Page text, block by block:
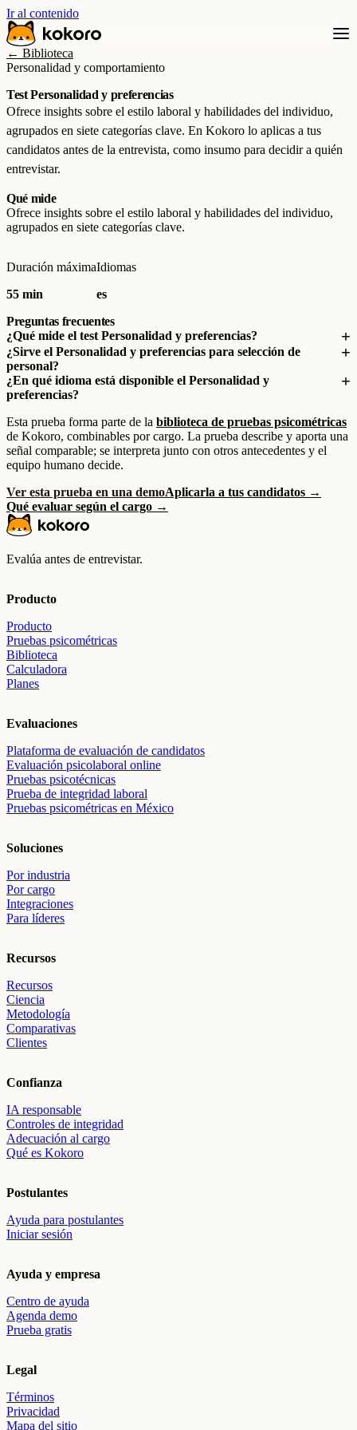
Ir al contenido
← Biblioteca
Personalidad y comportamiento
Test Personalidad y preferencias
Ofrece insights sobre el estilo laboral y habilidades del individuo,
agrupados en siete categorías clave. En Kokoro lo aplicas a tus
candidatos antes de la entrevista, como insumo para decidir a quién
entrevistar.
Qué mide
Ofrece insights sobre el estilo laboral y habilidades del individuo,
agrupados en siete categorías clave.
Duración máxima
55 min
Idiomas
es
Preguntas frecuentes
¿Qué mide el test Personalidad y preferencias?
¿Sirve el Personalidad y preferencias para selección de
personal?
¿En qué idioma está disponible el Personalidad y
preferencias?
Esta prueba forma parte de la biblioteca de pruebas psicométricas
de Kokoro, combinables por cargo. La prueba describe y aporta una
señal comparable; se interpreta junto con otros antecedentes y el
equipo humano decide.
Ver esta prueba en una demoAplicarla a tus candidatos →
Qué evaluar según el cargo →
Evalúa antes de entrevistar.
Producto
Producto
Pruebas psicométricas
Biblioteca
Calculadora
Planes
Evaluaciones
Plataforma de evaluación de candidatos
Evaluación psicolaboral online
Pruebas psicotécnicas
Prueba de integridad laboral
Pruebas psicométricas en México
Soluciones
Por industria
Por cargo
Integraciones
Para líderes
Recursos
Recursos
Ciencia
Metodología
Comparativas
Clientes
Confianza
IA responsable
Controles de integridad
Adecuación al cargo
Qué es Kokoro
Postulantes
Ayuda para postulantes
Iniciar sesión
Ayuda y empresa
Centro de ayuda
Agenda demo
Prueba gratis
Legal
Términos
Privacidad
Mapa del sitio